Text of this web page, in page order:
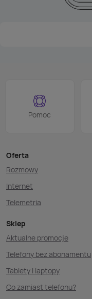
Pomoc
Oferta
Rozmowy
Internet
Telemetria
Sklep
Aktualne promocje
Telefony bez abonamentu
Tablety i laptopy
Co zamiast telefonu?